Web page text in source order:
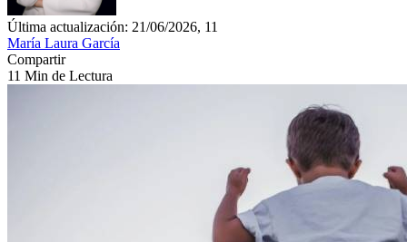
Última actualización: 21/06/2026, 11
María Laura García
Compartir
11 Min de Lectura